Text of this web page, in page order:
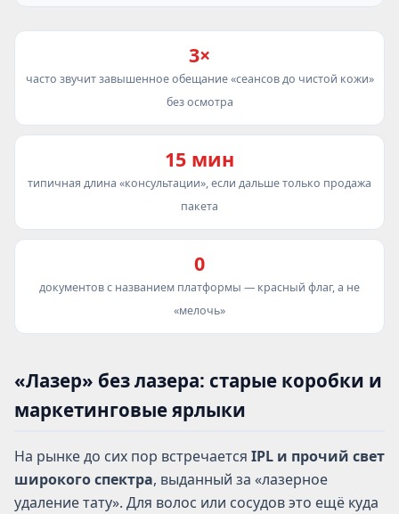
3×
часто звучит завышенное обещание «сеансов до чистой кожи»
без осмотра
15 мин
типичная длина «консультации», если дальше только продажа
пакета
0
документов с названием платформы — красный флаг, а не
«мелочь»
«Лазер» без лазера: старые коробки и
маркетинговые ярлыки
На рынке до сих пор встречается IPL и прочий свет
широкого спектра, выданный за «лазерное
удаление тату». Для волос или сосудов это ещё куда